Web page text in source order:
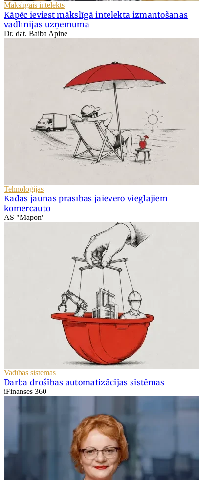
Mākslīgais intelekts
Kāpēc ieviest mākslīgā intelekta izmantošanas
vadlīnijas uzņēmumā
Dr. dat. Baiba Apine
Tehnoloģijas
Kādas jaunas prasības jāievēro vieglajiem
komercauto
AS "Mapon"
Vadības sistēmas
Darba drošības automatizācijas sistēmas
iFinanses 360